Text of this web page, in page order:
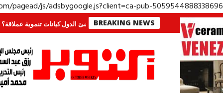
pagead/js/adsbygoogle.js?client=ca-pub-5059544888338696
BREAKING NEWS
جهاز مستقبل مصر نموذجا.. لماذا تُنشئ الدول كيانات تنموية عملاقة؟